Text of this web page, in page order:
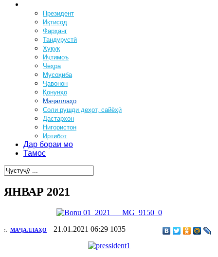
Президент
Иқтисод
Фарҳанг
Тандурустӣ
Ҳуқуқ
Иҷтимоъ
Чеҳра
Мусоҳиба
Ҷавонон
Қонунҳо
Маҷаллаҳо
Соли рушди деҳот, сайёҳӣ
Дастархон
Нигористон
Иртибот
Дар бораи мо
Тамос
ЯНВАР 2021
:. МАҶАЛЛАҲО 21.01.2021 06:29 1035